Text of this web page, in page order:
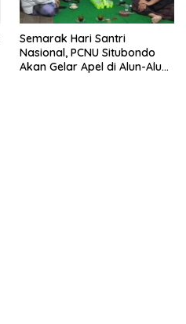
Semarak Hari Santri
Nasional, PCNU Situbondo
Akan Gelar Apel di Alun-Alun